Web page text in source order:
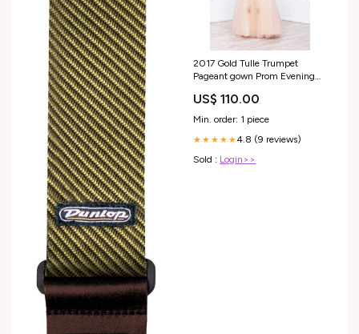
2017 Gold Tulle Trumpet
Pageant gown Prom Evening
Size:2XL
US$ 110.00
Min. order: 1 piece
★★★★★4.8 (9 reviews)
Sold : Login>>